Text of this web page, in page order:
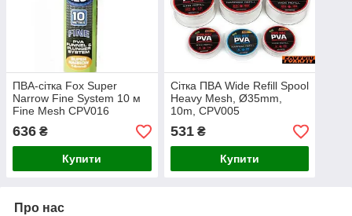
ПВА-сітка Fox Super
Narrow Fine System 10 м
Fine Mesh CPV016
636 ₴
Купити
Сітка ПВА Wide Refill Spool
Heavy Mesh, Ø35mm,
10m, CPV005
531₴
Купити
Про нас